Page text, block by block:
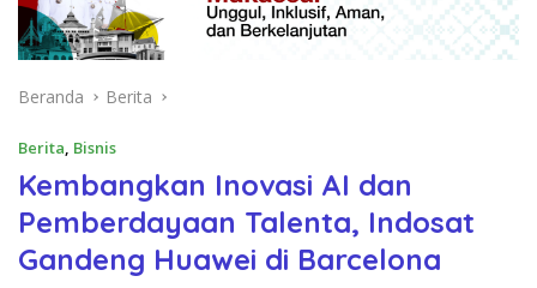
Beranda Berita
Berita, Bisnis
Kembangkan Inovasi AI dan
Pemberdayaan Talenta, Indosat
Gandeng Huawei di Barcelona